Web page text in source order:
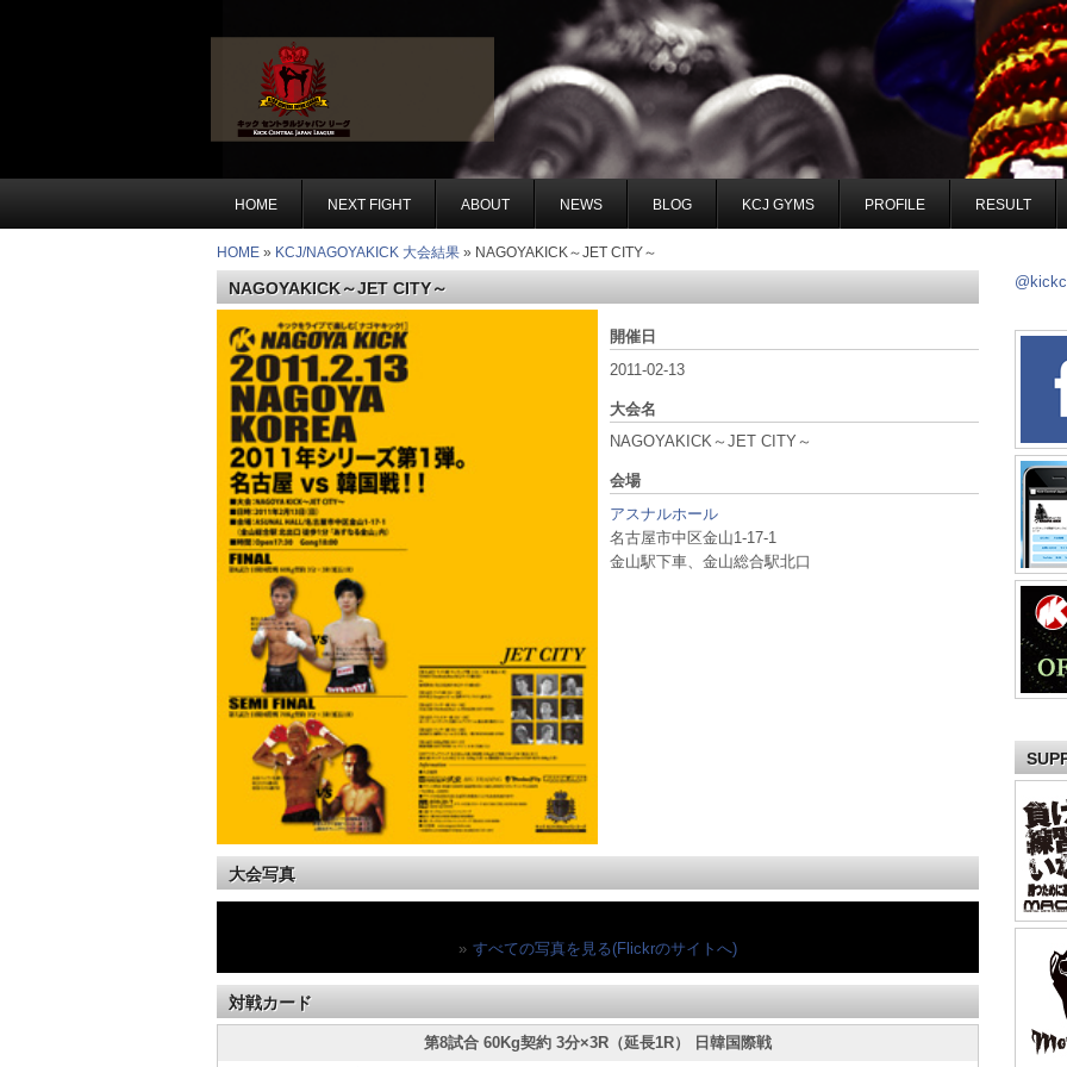
HOME NEXT FIGHT ABOUT NEWS BLOG KCJ GYMS PROFILE RESULT
HOME » KCJ/NAGOYAKICK 大会結果 » NAGOYAKICK～JET CITY～
NAGOYAKICK～JET CITY～
開催日
2011-02-13
大会名
NAGOYAKICK～JET CITY～
会場
アスナルホール
名古屋市中区金山1-17-1
金山駅下車、金山総合駅北口
大会写真
» すべての写真を見る(Flickrのサイトへ)
対戦カード
第8試合 60Kg契約 3分×3R（延長1R） 日韓国際戦